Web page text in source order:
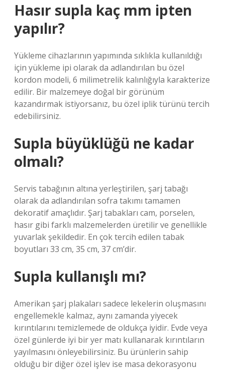
Hasır supla kaç mm ipten
yapılır?
Yükleme cihazlarının yapımında sıklıkla kullanıldığı
için yükleme ipi olarak da adlandırılan bu özel
kordon modeli, 6 milimetrelik kalınlığıyla karakterize
edilir. Bir malzemeye doğal bir görünüm
kazandırmak istiyorsanız, bu özel iplik türünü tercih
edebilirsiniz.
Supla büyüklüğü ne kadar
olmalı?
Servis tabağının altına yerleştirilen, şarj tabağı
olarak da adlandırılan sofra takımı tamamen
dekoratif amaçlıdır. Şarj tabakları cam, porselen,
hasır gibi farklı malzemelerden üretilir ve genellikle
yuvarlak şekildedir. En çok tercih edilen tabak
boyutları 33 cm, 35 cm, 37 cm’dir.
Supla kullanışlı mı?
Amerikan şarj plakaları sadece lekelerin oluşmasını
engellemekle kalmaz, aynı zamanda yiyecek
kırıntılarını temizlemede de oldukça iyidir. Evde veya
özel günlerde iyi bir yer matı kullanarak kırıntıların
yayılmasını önleyebilirsiniz. Bu ürünlerin sahip
olduğu bir diğer özel işlev ise masa dekorasyonu